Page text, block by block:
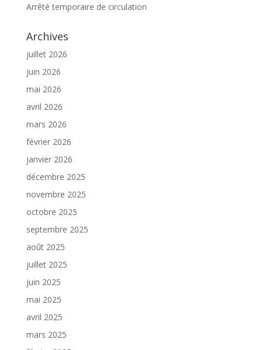
Arrêté temporaire de circulation
Archives
juillet 2026
juin 2026
mai 2026
avril 2026
mars 2026
février 2026
janvier 2026
décembre 2025
novembre 2025
octobre 2025
septembre 2025
août 2025
juillet 2025
juin 2025
mai 2025
avril 2025
mars 2025